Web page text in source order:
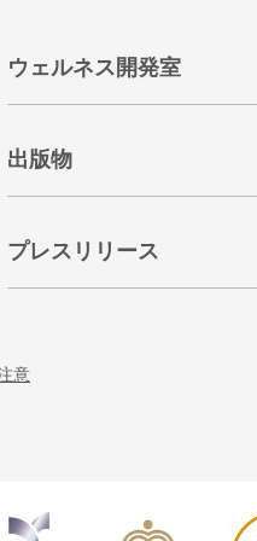
ウェルネス開発室
出版物
プレスリリース
意